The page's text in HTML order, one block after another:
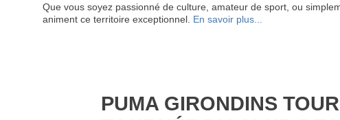
Que vous soyez passionné de culture, amateur de sport, ou
animent ce territoire exceptionnel. En savoir plus...
PUMA GIRONDINS TOUR